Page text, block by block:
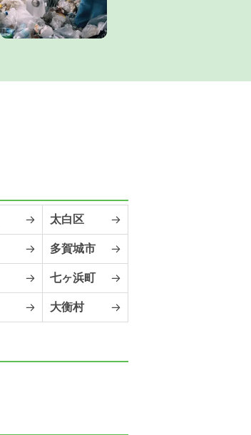
太白区
多賀城市
七ヶ浜町
大衡村